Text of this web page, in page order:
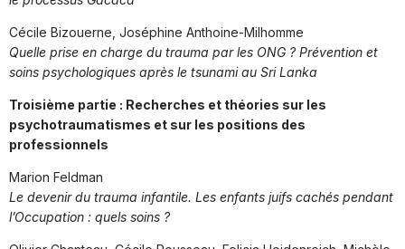
Cécile Bizouerne, Joséphine Anthoine-Milhomme
Quelle prise en charge du trauma par les ONG ? Prévention et
soins psychologiques après le tsunami au Sri Lanka
Troisième partie : Recherches et théories sur les
psychotraumatismes et sur les positions des
professionnels
Marion Feldman
Le devenir du trauma infantile. Les enfants juifs cachés pendant
l’Occupation : quels soins ?